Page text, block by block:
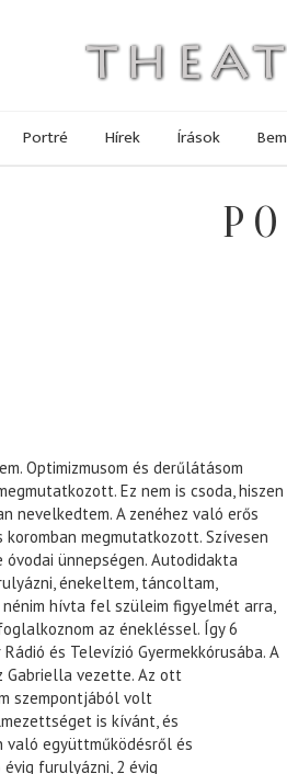
Portré Hírek Írások
Optimizmusom és derűlátásom
Ez nem is csoda, hiszen
nevelkedtem. A zenéhez való erős
koromban megmutatkozott. Szívesen
ünnepségen. Autodidakta
énekeltem, táncoltam,
nénim hívta fel szüleim figyelmét arra,
az énekléssel. Így 6
és Televízió Gyermekkórusába. A
Gabriella vezette. Az ott
szempontjából volt
is kívánt, és
való együttműködésről és
furulyázni, 2 évig